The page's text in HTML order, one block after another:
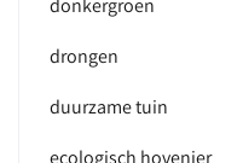
donkergroen
drongen
duurzame tuin
ecologisch hovenier